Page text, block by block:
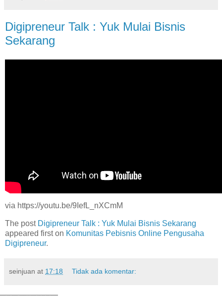
Digipreneur Talk : Yuk Mulai Bisnis
Sekarang
via https://youtu.be/9IefL_nXCmM
The post Digipreneur Talk : Yuk Mulai Bisnis Sekarang
appeared first on Komunitas Pebisnis Online Pengusaha
Digipreneur.
seinjuan at 17:18 Tidak ada komentar: